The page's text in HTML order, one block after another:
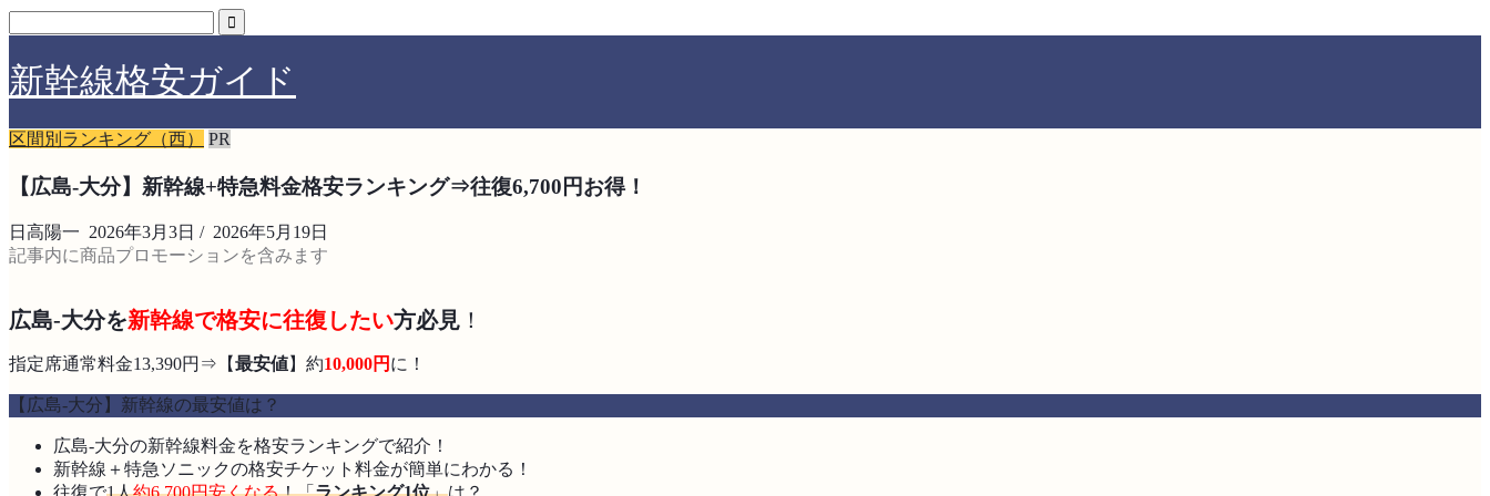
新幹線格安ガイド
区間別ランキング（西） PR
【広島-大分】新幹線+特急料金格安ランキング⇒往復6,700円お得！
日高陽一 2026年3月3日 / 2026年5月19日
記事内に商品プロモーションを含みます
広島-大分を新幹線で格安に往復したい方必見 ！
指定席通常料金13,390円⇒【最安値】約10,000円 に！
【広島-大分】新幹線の最安値は？
広島-大分の新幹線料金を格安ランキングで紹介！
新幹線＋特急ソニックの格安チケット料金が簡単にわかる！